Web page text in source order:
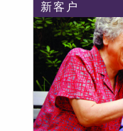
新客户